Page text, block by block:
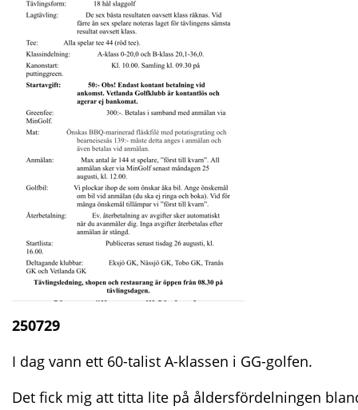
250729
I dag vann ett 60-talist A-klassen i GG-golfen.
Det fick mig att titta lite på åldersfördelningen